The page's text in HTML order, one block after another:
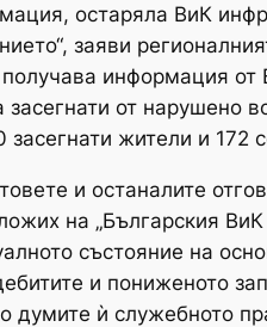
остаряла ВиК
заяви
информация от
засегнати от нарушено
засегнати жители и 172
и останалите
на „Българския
състояние на
и пониженото
думите ѝ служебното